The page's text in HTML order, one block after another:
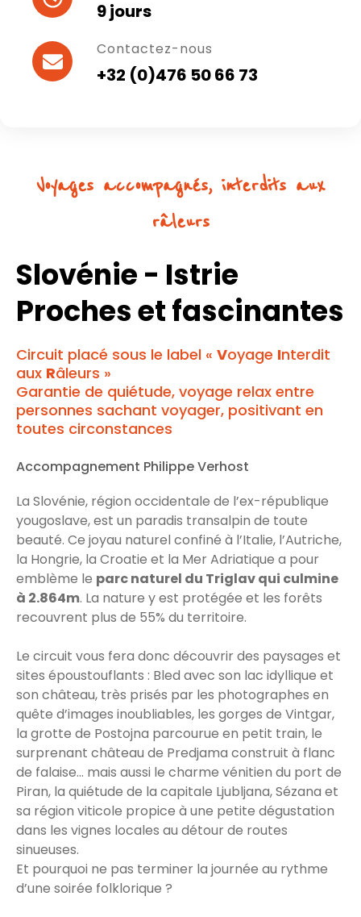
9 jours
Contactez-nous
+32 (0)476 50 66 73
Voyages accompagnés, interdits aux
râleurs
Slovénie - Istrie
Proches et fascinantes
Circuit placé sous le label « Voyage Interdit
aux Râleurs »
Garantie de quiétude, voyage relax entre
personnes sachant voyager, positivant en
toutes circonstances
Accompagnement Philippe Verhost
La Slovénie, région occidentale de l’ex-république
yougoslave, est un paradis transalpin de toute
beauté. Ce joyau naturel confiné à l’Italie, l’Autriche,
la Hongrie, la Croatie et la Mer Adriatique a pour
emblème le parc naturel du Triglav qui culmine
à 2.864m. La nature y est protégée et les forêts
recouvrent plus de 55% du territoire.
Le circuit vous fera donc découvrir des paysages et
sites époustouflants : Bled avec son lac idyllique et
son château, très prisés par les photographes en
quête d’images inoubliables, les gorges de Vintgar,
la grotte de Postojna parcourue en petit train, le
surprenant château de Predjama construit à flanc
de falaise... mais aussi le charme vénitien du port de
Piran, la quiétude de la capitale Ljubljana, Sézana et
sa région viticole propice à une petite dégustation
dans les vignes locales au détour de routes
sinueuses.
Et pourquoi ne pas terminer la journée au rythme
d’une soirée folklorique ?